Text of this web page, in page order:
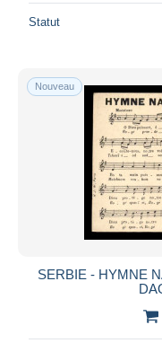
Statut
Nouveau
SERBIE - HYMNE